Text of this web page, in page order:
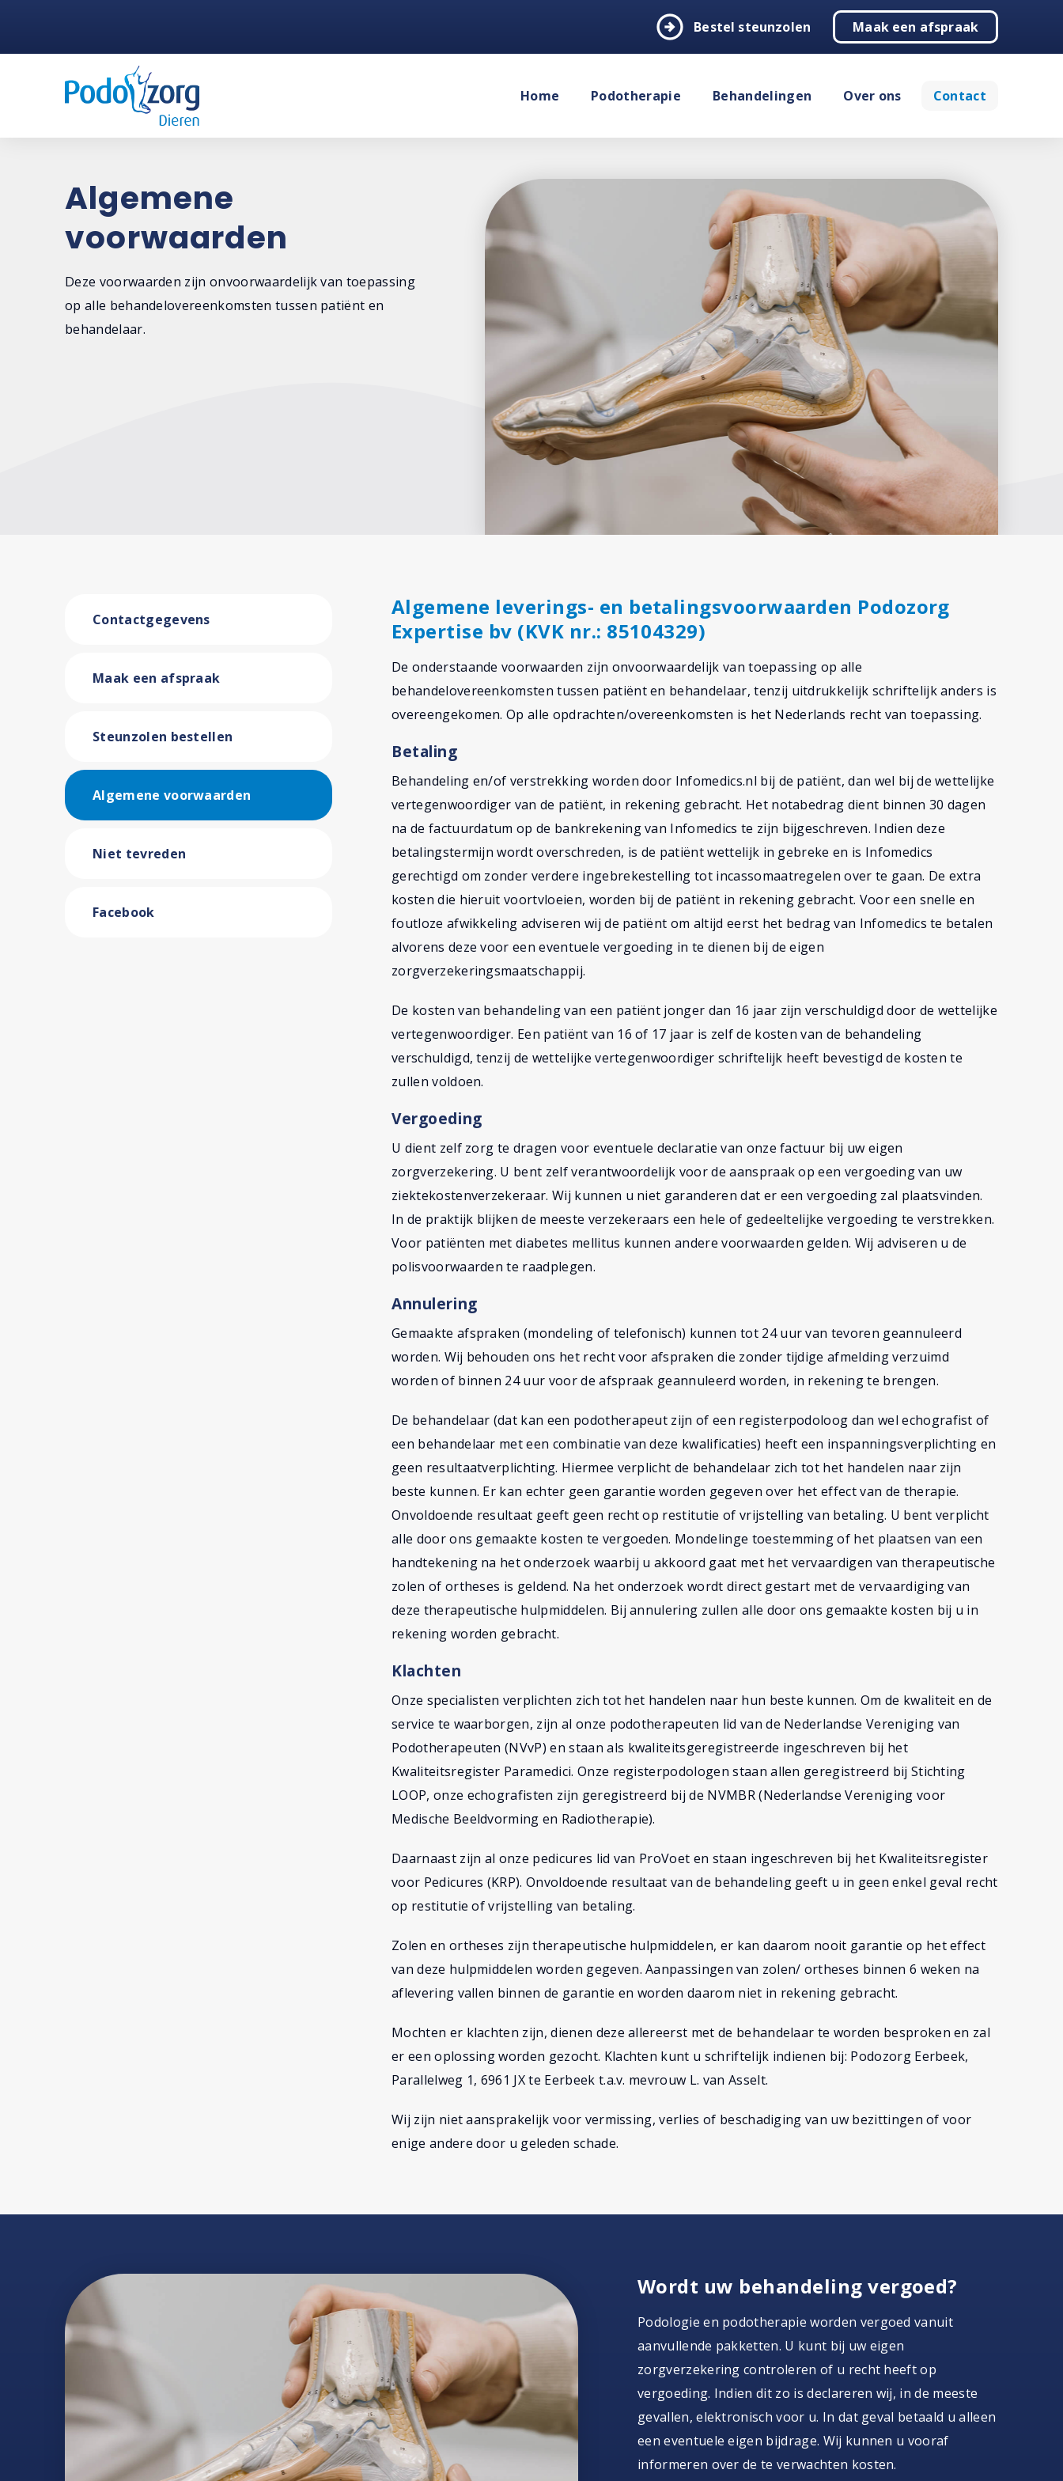
arrow_circle_right Bestel steunzolen Maak een afspraak
Home Podotherapie Behandelingen Over ons Contact
Algemene
voorwaarden
Deze voorwaarden zijn onvoorwaardelijk van toepassing
op alle behandelovereenkomsten tussen patiënt en
behandelaar.
Contactgegevens
Maak een afspraak
Steunzolen bestellen
Algemene voorwaarden
Niet tevreden
Facebook
Algemene leverings- en betalingsvoorwaarden Podozorg
Expertise bv (KVK nr.: 85104329)
De onderstaande voorwaarden zijn onvoorwaardelijk van toepassing op alle
behandelovereenkomsten tussen patiënt en behandelaar, tenzij uitdrukkelijk schriftelijk anders is
overeengekomen. Op alle opdrachten/overeenkomsten is het Nederlands recht van toepassing.
Betaling
Behandeling en/of verstrekking worden door Infomedics.nl bij de patiënt, dan wel bij de wettelijke
vertegenwoordiger van de patiënt, in rekening gebracht. Het notabedrag dient binnen 30 dagen
na de factuurdatum op de bankrekening van Infomedics te zijn bijgeschreven. Indien deze
betalingstermijn wordt overschreden, is de patiënt wettelijk in gebreke en is Infomedics
gerechtigd om zonder verdere ingebrekestelling tot incassomaatregelen over te gaan. De extra
kosten die hieruit voortvloeien, worden bij de patiënt in rekening gebracht. Voor een snelle en
foutloze afwikkeling adviseren wij de patiënt om altijd eerst het bedrag van Infomedics te betalen
alvorens deze voor een eventuele vergoeding in te dienen bij de eigen
zorgverzekeringsmaatschappij.
De kosten van behandeling van een patiënt jonger dan 16 jaar zijn verschuldigd door de wettelijke
vertegenwoordiger. Een patiënt van 16 of 17 jaar is zelf de kosten van de behandeling
verschuldigd, tenzij de wettelijke vertegenwoordiger schriftelijk heeft bevestigd de kosten te
zullen voldoen.
Vergoeding
U dient zelf zorg te dragen voor eventuele declaratie van onze factuur bij uw eigen
zorgverzekering. U bent zelf verantwoordelijk voor de aanspraak op een vergoeding van uw
ziektekostenverzekeraar. Wij kunnen u niet garanderen dat er een vergoeding zal plaatsvinden.
In de praktijk blijken de meeste verzekeraars een hele of gedeeltelijke vergoeding te verstrekken.
Voor patiënten met diabetes mellitus kunnen andere voorwaarden gelden. Wij adviseren u de
polisvoorwaarden te raadplegen.
Annulering
Gemaakte afspraken (mondeling of telefonisch) kunnen tot 24 uur van tevoren geannuleerd
worden. Wij behouden ons het recht voor afspraken die zonder tijdige afmelding verzuimd
worden of binnen 24 uur voor de afspraak geannuleerd worden, in rekening te brengen.
De behandelaar (dat kan een podotherapeut zijn of een registerpodoloog dan wel echografist of
een behandelaar met een combinatie van deze kwalificaties) heeft een inspanningsverplichting en
geen resultaatverplichting. Hiermee verplicht de behandelaar zich tot het handelen naar zijn
beste kunnen. Er kan echter geen garantie worden gegeven over het effect van de therapie.
Onvoldoende resultaat geeft geen recht op restitutie of vrijstelling van betaling. U bent verplicht
alle door ons gemaakte kosten te vergoeden. Mondelinge toestemming of het plaatsen van een
handtekening na het onderzoek waarbij u akkoord gaat met het vervaardigen van therapeutische
zolen of ortheses is geldend. Na het onderzoek wordt direct gestart met de vervaardiging van
deze therapeutische hulpmiddelen. Bij annulering zullen alle door ons gemaakte kosten bij u in
rekening worden gebracht.
Klachten
Onze specialisten verplichten zich tot het handelen naar hun beste kunnen. Om de kwaliteit en de
service te waarborgen, zijn al onze podotherapeuten lid van de Nederlandse Vereniging van
Podotherapeuten (NVvP) en staan als kwaliteitsgeregistreerde ingeschreven bij het
Kwaliteitsregister Paramedici. Onze registerpodologen staan allen geregistreerd bij Stichting
LOOP, onze echografisten zijn geregistreerd bij de NVMBR (Nederlandse Vereniging voor
Medische Beeldvorming en Radiotherapie).
Daarnaast zijn al onze pedicures lid van ProVoet en staan ingeschreven bij het Kwaliteitsregister
voor Pedicures (KRP). Onvoldoende resultaat van de behandeling geeft u in geen enkel geval recht
op restitutie of vrijstelling van betaling.
Zolen en ortheses zijn therapeutische hulpmiddelen, er kan daarom nooit garantie op het effect
van deze hulpmiddelen worden gegeven. Aanpassingen van zolen/ ortheses binnen 6 weken na
aflevering vallen binnen de garantie en worden daarom niet in rekening gebracht.
Mochten er klachten zijn, dienen deze allereerst met de behandelaar te worden besproken en zal
er een oplossing worden gezocht. Klachten kunt u schriftelijk indienen bij: Podozorg Eerbeek,
Parallelweg 1, 6961 JX te Eerbeek t.a.v. mevrouw L. van Asselt.
Wij zijn niet aansprakelijk voor vermissing, verlies of beschadiging van uw bezittingen of voor
enige andere door u geleden schade.
Wordt uw behandeling vergoed?
Podologie en podotherapie worden vergoed vanuit
aanvullende pakketten. U kunt bij uw eigen
zorgverzekering controleren of u recht heeft op
vergoeding. Indien dit zo is declareren wij, in de meeste
gevallen, elektronisch voor u. In dat geval betaald u alleen
een eventuele eigen bijdrage. Wij kunnen u vooraf
informeren over de te verwachten kosten.